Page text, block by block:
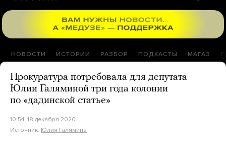
НОВОСТИ ИСТОРИИ РАЗБОР ПОДКАСТЫ МАГАЗ
Прокуратура потребовала для депутата
Юлии Галяминой три года колонии
по «дадинской статье»
10:54, 18 декабря 2020
Источник: Юлия Галямина